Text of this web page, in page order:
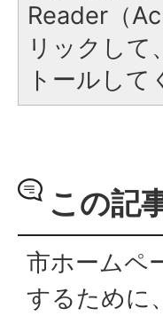
Reader（
リックし
トールして
この記
市ホームペ
するために